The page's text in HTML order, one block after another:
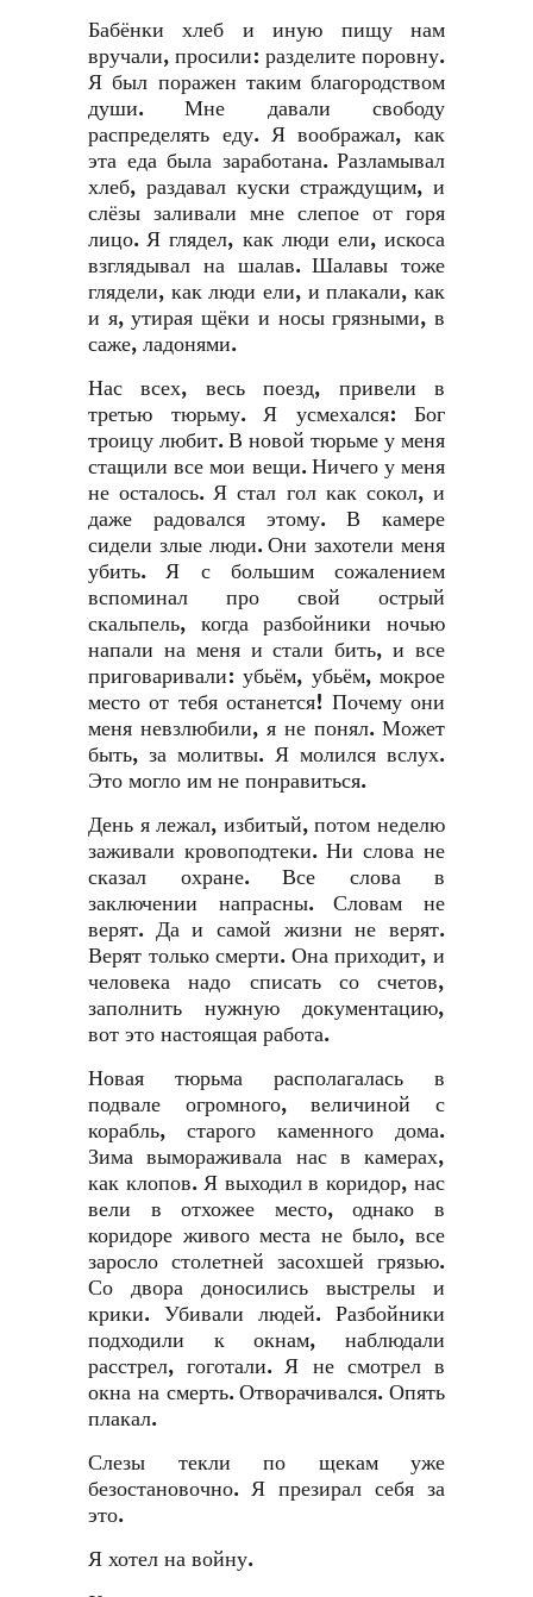
Бабёнки хлеб и иную пищу нам
вручали, просили: разделите поровну.
Я был поражен таким благородством
души. Мне давали свободу
распределять еду. Я воображал, как
эта еда была заработана. Разламывал
хлеб, раздавал куски страждущим, и
слёзы заливали мне слепое от горя
лицо. Я глядел, как люди ели, искоса
взглядывал на шалав. Шалавы тоже
глядели, как люди ели, и плакали, как
и я, утирая щёки и носы грязными, в
саже, ладонями.
Нас всех, весь поезд, привели в
третью тюрьму. Я усмехался: Бог
троицу любит. В новой тюрьме у меня
стащили все мои вещи. Ничего у меня
не осталось. Я стал гол как сокол, и
даже радовался этому. В камере
сидели злые люди. Они захотели меня
убить. Я с большим сожалением
вспоминал про свой острый
скальпель, когда разбойники ночью
напали на меня и стали бить, и все
приговаривали: убьём, убьём, мокрое
место от тебя останется! Почему они
меня невзлюбили, я не понял. Может
быть, за молитвы. Я молился вслух.
Это могло им не понравиться.
День я лежал, избитый, потом неделю
заживали кровоподтеки. Ни слова не
сказал охране. Все слова в
заключении напрасны. Словам не
верят. Да и самой жизни не верят.
Верят только смерти. Она приходит, и
человека надо списать со счетов,
заполнить нужную документацию,
вот это настоящая работа.
Новая тюрьма располагалась в
подвале огромного, величиной с
корабль, старого каменного дома.
Зима вымораживала нас в камерах,
как клопов. Я выходил в коридор, нас
вели в отхожее место, однако в
коридоре живого места не было, все
заросло столетней засохшей грязью.
Со двора доносились выстрелы и
крики. Убивали людей. Разбойники
подходили к окнам, наблюдали
расстрел, гоготали. Я не смотрел в
окна на смерть. Отворачивался. Опять
плакал.
Слезы текли по щекам уже
безостановочно. Я презирал себя за
это.
Я хотел на войну.